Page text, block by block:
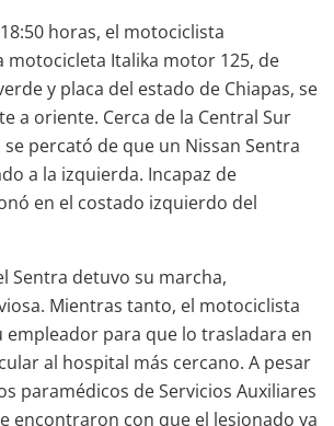
horas, el motociclista
motocicleta Italika motor 125, de
y placa del estado de Chiapas, se
a oriente. Cerca de la Central Sur
percató de que un Nissan Sentra
a la izquierda. Incapaz de
en el costado izquierdo del
Sentra detuvo su marcha,
Mientras tanto, el motociclista
empleador para que lo trasladara en
al hospital más cercano. A pesar
paramédicos de Servicios Auxiliares
encontraron con que el lesionado ya